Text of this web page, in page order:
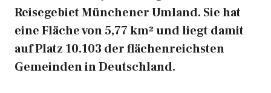
Reisegebiet Münchener Umland. Sie hat
eine Fläche von 5,77 km² und liegt damit
auf Platz 10.103 der flächenreichsten
Gemeinden in Deutschland.